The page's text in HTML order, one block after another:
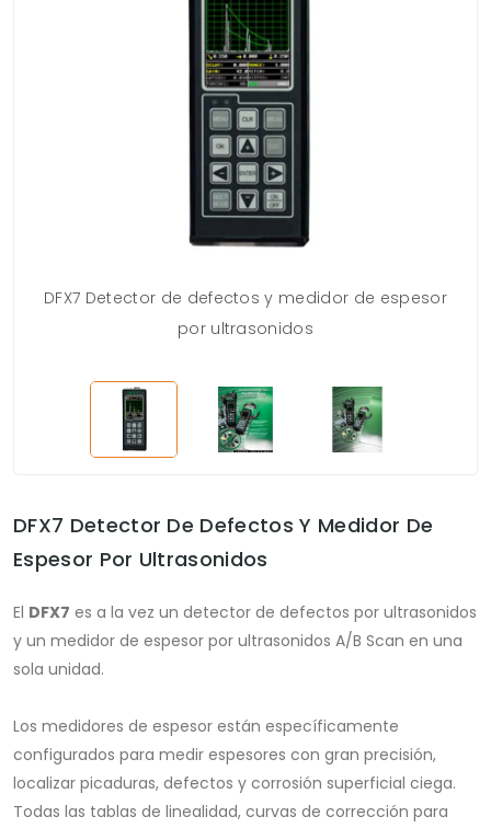
DFX7 Detector de defectos y medidor de espesor
por ultrasonidos
DFX7 Detector De Defectos Y Medidor De
Espesor Por Ultrasonidos
El DFX7 es a la vez un detector de defectos por ultrasonidos
y un medidor de espesor por ultrasonidos A/B Scan en una
sola unidad.
Los medidores de espesor están específicamente
configurados para medir espesores con gran precisión,
localizar picaduras, defectos y corrosión superficial ciega.
Todas las tablas de linealidad, curvas de corrección para